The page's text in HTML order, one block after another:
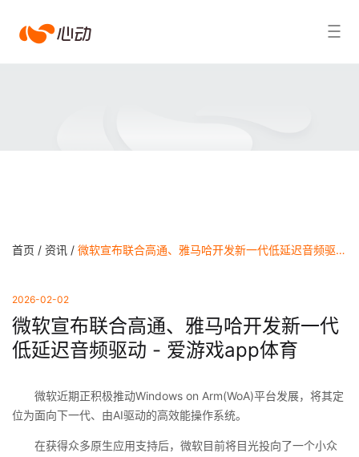
爱搜索结果
首页 / 资讯 / 微软宣布联合高通、雅马哈开发新一代低延迟音频驱动 - 爱游戏app体育
2026-02-02
微软宣布联合高通、雅马哈开发新一代
低延迟音频驱动 - 爱游戏app体育
微软近期正积极推动Windows on Arm(WoA)平台发展，将其定
位为面向下一代、由AI驱动的高效能操作系统。
在获得众多原生应用支持后，微软目前将目光投向了一个小众